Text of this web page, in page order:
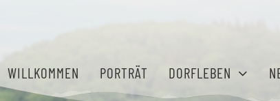
WILLKOMMEN PORTRÄT DORFLEBEN